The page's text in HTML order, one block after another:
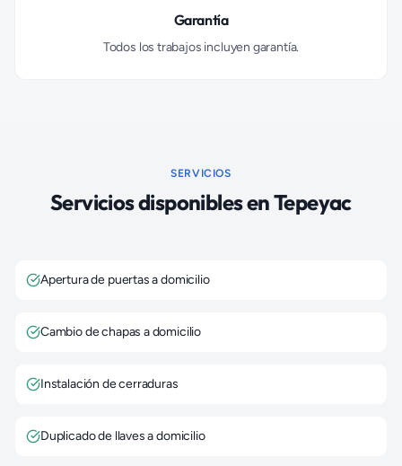
Garantía
Todos los trabajos incluyen garantía.
SERVICIOS
Servicios disponibles enTepeyac
Apertura de puertas a domicilio
Cambio de chapas a domicilio
Instalación de cerraduras
Duplicado de llaves a domicilio